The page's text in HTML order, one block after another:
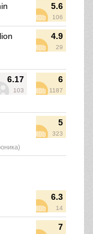
5.6
106
4.9
29
6.17
103
6
1187
5
323
6.3
14
7